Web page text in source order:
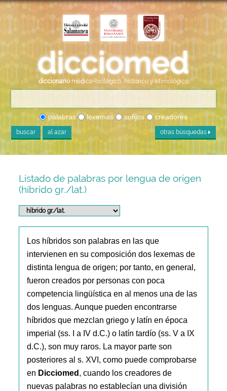
diccionario médico-biológico, histórico y etimológico
palabras lexemas sufijos creadores
buscar al azar otras búsquedas
Listado de palabras por lengua de origen
(híbrido gr./lat.)
Los híbridos son palabras en las que
intervienen en su composición dos lexemas de
distinta lengua de origen; por tanto, en general,
fueron creados por personas con poca
competencia lingüística en al menos una de las
dos lenguas. Aunque pueden encontrarse
híbridos que mezclan griego y latín en época
imperial (ss. I a IV d.C.) o latín tardío (ss. V a IX
d.C.), son muy raros. La mayor parte son
posteriores al s. XVI, como puede comprobarse
en Dicciomed , cuando los creadores de
nuevas palabras no establecían una división